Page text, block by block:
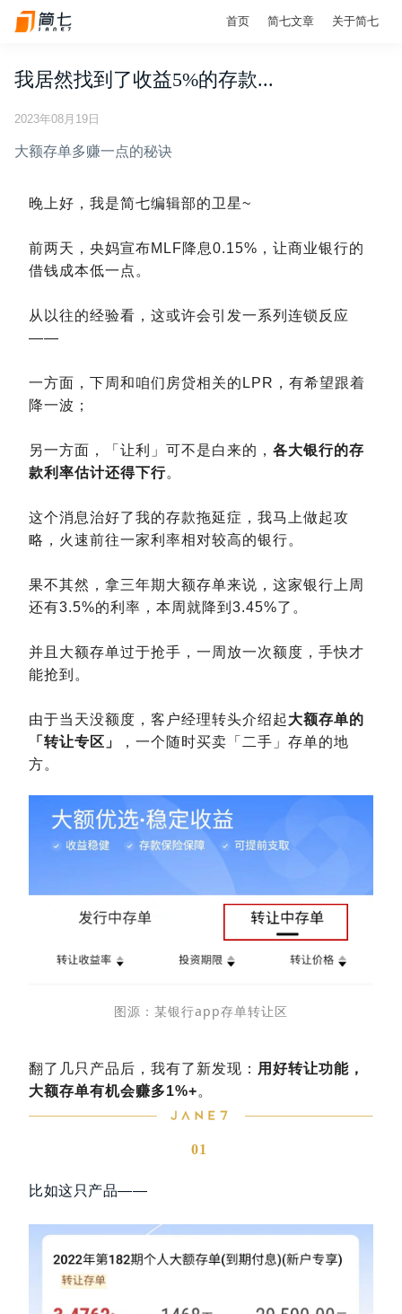
首页 简七文章 关于简七
我居然找到了收益5%的存款...
2023年08月19日
大额存单多赚一点的秘诀
晚上好，我是简七编辑部的卫星~
前两天，央妈宣布MLF降息0.15%，让商业银行的
借钱成本低一点。
从以往的经验看，这或许会引发一系列连锁反应
——
一方面，下周和咱们房贷相关的LPR，有希望跟着
降一波；
另一方面，「让利」可不是白来的， 各大银行的存
款利率估计还得下行。
这个消息治好了我的存款拖延症，我马上做起攻
略，火速前往一家利率相对较高的银行。
果不其然，拿三年期大额存单来说，这家银行上周
还有3.5%的利率，本周就降到3.45%了。
并且大额存单过于抢手，一周放一次额度，手快才
能抢到。
由于当天没额度，客户经理转头介绍起大额存单的
「转让专区」
，一个随时买卖「二手」存单的地
方。
图源：某银行app存单转让区
翻了几只产品后，我有了新发现： 用好转让功能，
大额存单有机会赚多1%+。
01
比如这只产品——